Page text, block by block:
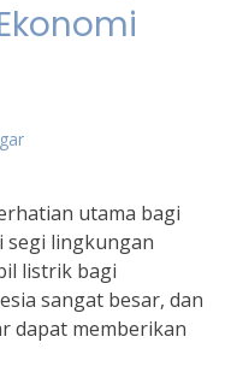
utama bagi
segi lingkungan
listrik bagi
sangat besar, dan
dapat memberikan